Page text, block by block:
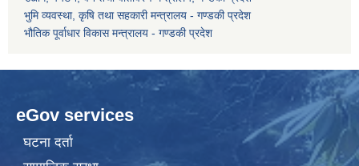
भुमि व्यवस्था, कृषि तथा सहकारी मन्त्रालय - गण्डकी प्रदेश
भौतिक पूर्वाधार विकास मन्त्रालय - गण्डकी प्रदेश
eGov services
घटना दर्ता